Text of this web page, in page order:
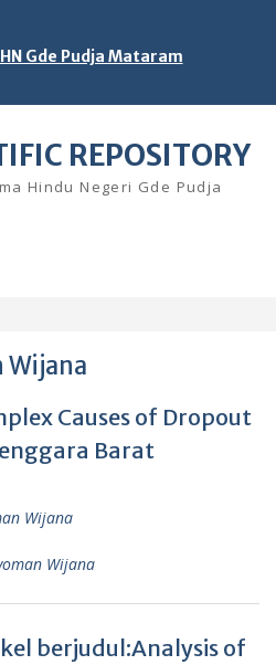
Gde Pudja Mataram
REPOSITORY
Hindu Negeri Gde Pudja
Wijana
Causes of Dropout
Barat
Wijana
Wijana
berjudul:Analysis of